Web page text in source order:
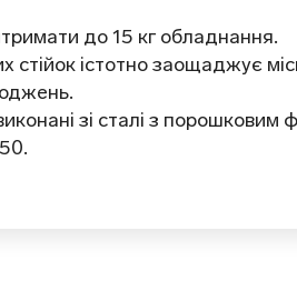
до 15 кг обладнання.
істотно заощаджує
зі сталі з порошковим